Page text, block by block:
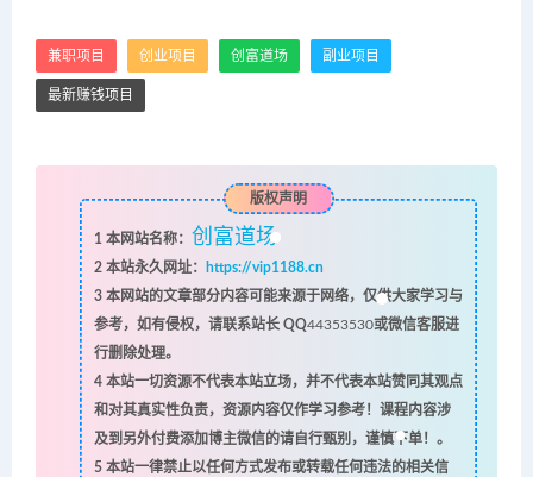
兼职项目 创业项目 创富道场 副业项目
最新赚钱项目
版权声明
1 本网站名称： 创富道场
2本站永久网址：
https://vip1188.cn
3本网站的文章部分内容可能来源于网络，仅供大家学习与
参考，如有侵权，请联系站长 QQ44353530或微信客服进
行删除处理。
4本站一切资源不代表本站立场，并不代表本站赞同其观点
和对其真实性负责，资源内容仅作学习参考！课程内容涉
及到另外付费添加博主微信的请自行甄别，谨慎下单！。
5本站一律禁止以任何方式发布或转载任何违法的相关信